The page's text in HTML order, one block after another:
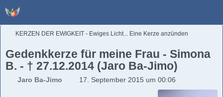
KERZEN DER EWIGKEIT - Ewiges Licht... Eine Kerze anzünden
Gedenkkerze für meine Frau - Simona
B. - † 27.12.2014 (Jaro Ba-Jimo)
Jaro Ba-Jimo 17. September 2015 um 00:06